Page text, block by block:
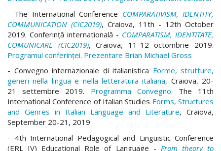
- The International Conference COMPARATIVISM, IDENTITY,
COMMUNICATION (CIC2019), Craiova, 11th - 12th October
2019. Conferinţă internatională - COMPARATISM, IDENTITATE,
COMUNICARE (CIC2019), Craiova, 11-12 octombrie 2019.
Programul conferinței. Prezentare Brian Michael Gross
- Convegno internazionale di italianistica Forme, strutture,
generi nella lingua e nella letteratura italiana, Craiova, 20-
21 settembre 2019. Programma Convegno. The 11th
International Conference of Italian Studies Forms, Structures
and Genres in Italian Language and Literature, Craiova,
September 20-21, 2019
- 4th International Pedagogical and Linguistic Conference
(ERL IV) Educational Role of Language - From theory to